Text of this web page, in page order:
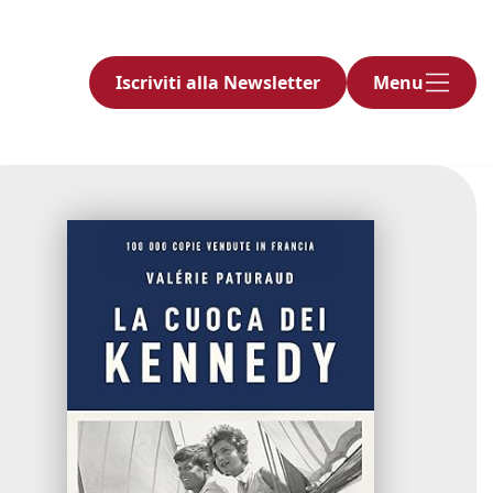
Iscriviti alla Newsletter Menu